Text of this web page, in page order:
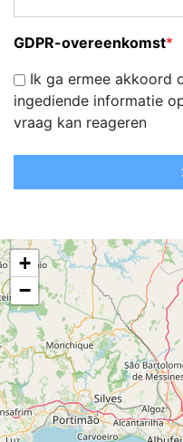
GDPR-overeenkomst*
Ik ga ermee akkoord
ingediende informatie
vraag kan reageren
+
−